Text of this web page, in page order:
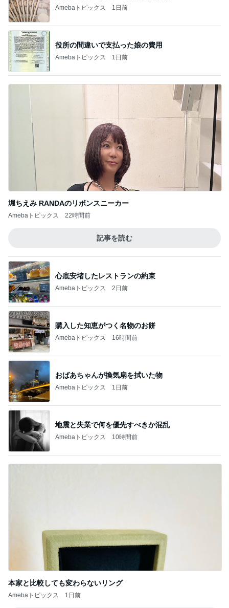
Amebaトピックス 1日前
役所の間違いで支払った娘の費用
Amebaトピックス 1日前
堀ちえみ RANDAのリボンスニーカー
Amebaトピックス 22時間前
記事を読む
心底安堵したレストランの約束
Amebaトピックス 2日前
購入した知恵がつく名物のお餅
Amebaトピックス 16時間前
おばあちゃんが換気扇を拭いた物
Amebaトピックス 1日前
地震と失業で何を優先すべきか混乱
Amebaトピックス 10時間前
本家と比較しても変わらないリング
Amebaトピックス 1日前